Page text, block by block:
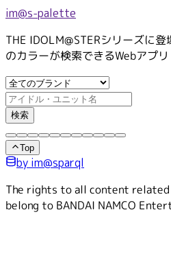
im@s-palette
THE IDOLM@STERシリーズに
のカラーが検索できるWebアプリ
検索
Top
by im@sparql
The rights to all content related
belong to BANDAI NAMCO